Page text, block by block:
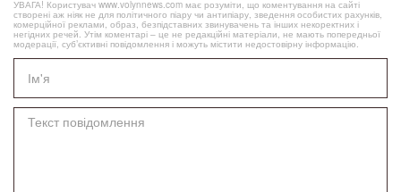
УВАГА! Користувач www.volynnews.com має розуміти, що коментування на сайті
створені аж ніяк не для політичного піару чи антипіару, зведення особистих рахунків,
комерційної реклами, образ, безпідставних звинувачень та інших некоректних і
негідних речей. Утім коментарі – це не редакційні матеріали, не мають попередньої
модерації, суб’єктивні повідомлення і можуть містити недостовірну інформацію.